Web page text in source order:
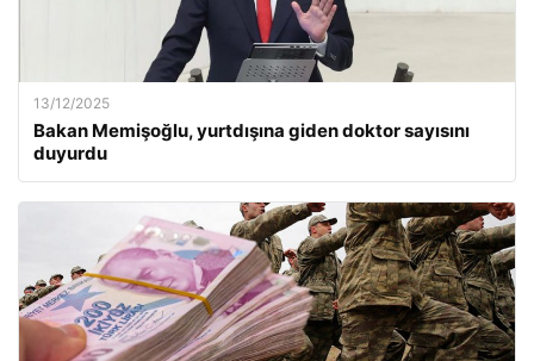
13/12/2025
Bakan Memişoğlu, yurtdışına giden doktor sayısını
duyurdu